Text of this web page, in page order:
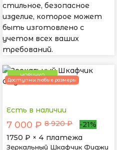
стильное, безопасное
изделие, которое может
быть изготовлено с
учетом всех ваших
требований.
НОВИНКА
Доступны любые размеры
Есть в наличии
7 000 ₽ 8 920 ₽
-21%
1750 ₽ × 4 платежа
Зеркальный Шкафчик Фиджи